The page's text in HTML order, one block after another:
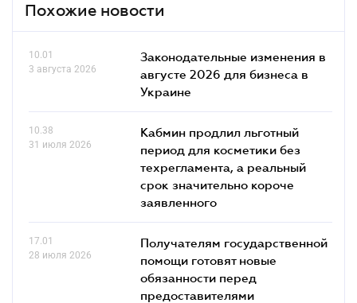
Похожие новости
10.01
3 августа 2026
Законодательные изменения в
августе 2026 для бизнеса в
Украине
10.38
31 июля 2026
Кабмин продлил льготный
период для косметики без
техрегламента, а реальный
срок значительно короче
заявленного
17.01
28 июля 2026
Получателям государственной
помощи готовят новые
обязанности перед
предоставителями